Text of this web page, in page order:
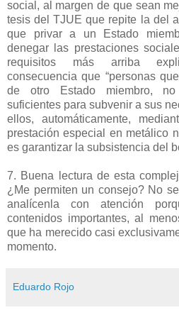
social, al margen de que sean
tesis del TJUE que repite la del
que privar a un Estado
denegar las prestaciones
requisitos más arriba
consecuencia que “personas
de otro Estado miembro,
suficientes para subvenir a sus
ellos, automáticamente,
prestación especial en metálico
es garantizar la subsistencia del
7. Buena lectura de esta
¿Me permiten un consejo? No
analícenla con atención
contenidos importantes, al
que ha merecido casi
momento.
Eduardo Rojo